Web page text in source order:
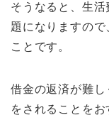
そうなると、生
題になりますの
ことです。
借金の返済が難
をされることをお